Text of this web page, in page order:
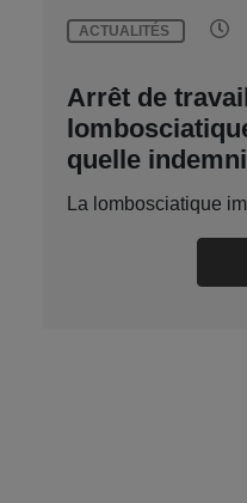
ACTUALITÉS
Arrêt de
quelle
La lombosciatique